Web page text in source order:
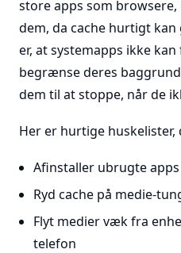
store apps som
dem, da cache hurtigt
er, at systemapps ikke
begrænse deres
dem til at stoppe, når de
Her er hurtige huskelister,
Afinstaller ubrugte
Ryd cache på medie-
Flyt medier væk fra
telefon